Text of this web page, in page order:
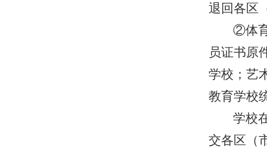
退回各区
②体
员证书原
学校；艺
教育学校
学校
交各区（